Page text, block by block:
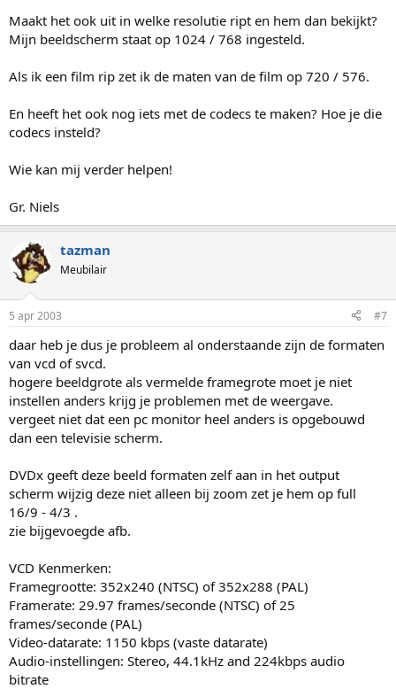
Maakt het ook uit in welke resolutie ript en hem dan bekijkt?
Mijn beeldscherm staat op 1024 / 768 ingesteld.
Als ik een film rip zet ik de maten van de film op 720 / 576.
En heeft het ook nog iets met de codecs te maken? Hoe je die
codecs insteld?
Wie kan mij verder helpen!
Gr. Niels
tazman
Meubilair
5 apr 2003 #7
daar heb je dus je probleem al onderstaande zijn de formaten
van vcd of svcd.
hogere beeldgrote als vermelde framegrote moet je niet
instellen anders krijg je problemen met de weergave.
vergeet niet dat een pc monitor heel anders is opgebouwd
dan een televisie scherm.
DVDx geeft deze beeld formaten zelf aan in het output
scherm wijzig deze niet alleen bij zoom zet je hem op full
16/9 - 4/3 .
zie bijgevoegde afb.
VCD Kenmerken:
Framegrootte: 352x240 (NTSC) of 352x288 (PAL)
Framerate: 29.97 frames/seconde (NTSC) of 25
frames/seconde (PAL)
Video-datarate: 1150 kbps (vaste datarate)
Audio-instellingen: Stereo, 44.1kHz and 224kbps audio
bitrate